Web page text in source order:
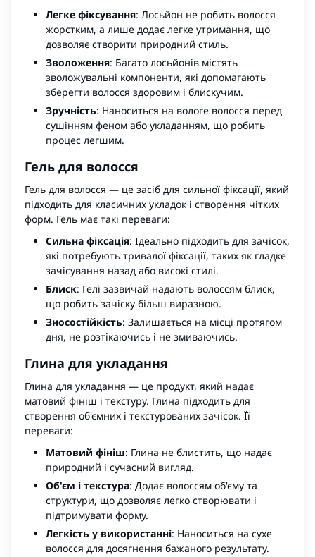
Легке фіксування: Лосьйон не робить волосся
жорстким, а лише додає легке утримання, що
дозволяє створити природний стиль.
Зволоження: Багато лосьйонів містять
зволожувальні компоненти, які допомагають
зберегти волосся здоровим і блискучим.
Зручність: Наноситься на вологе волосся перед
сушінням феном або укладанням, що робить
процес легшим.
Гель для волосся
Гель для волосся — це засіб для сильної фіксації, який
підходить для класичних укладок і створення чітких
форм. Гель має такі переваги:
Сильна фіксація: Ідеально підходить для зачісок,
які потребують тривалої фіксації, таких як гладке
зачісування назад або високі стилі.
Блиск: Гелі зазвичай надають волоссям блиск,
що робить зачіску більш виразною.
Зносостійкість: Залишається на місці протягом
дня, не розтікаючись і не змиваючись.
Глина для укладання
Глина для укладання — це продукт, який надає
матовий фініш і текстуру. Глина підходить для
створення об'ємних і текстурованих зачісок. Її
переваги:
Матовий фініш: Глина не блистить, що надає
природний і сучасний вигляд.
Об'єм і текстура: Додає волоссям об'єму та
структури, що дозволяє легко створювати і
підтримувати форму.
Легкість у використанні: Наноситься на сухе
волосся для досягнення бажаного результату.